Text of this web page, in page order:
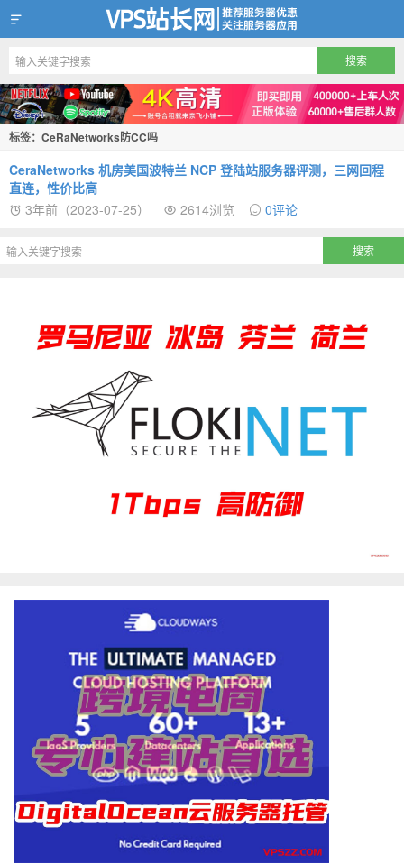
VPS站长网
标签：CeRaNetworks防CC吗
CeraNetworks 机房美国波特兰 NCP 登陆站服务器评测，三网回程
直连，性价比高
3年前（2023-07-25）
2614浏览 0评论